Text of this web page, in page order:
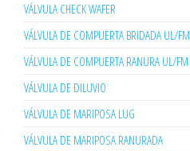
VÁLVULA CHECK WAFER
VÁLVULA DE COMPUERTA BRIDADA UL/FM
VÁLVULA DE COMPUERTA RANURA UL/FM
VÁLVULA DE DILUVIO
VÁLVULA DE MARIPOSA LUG
VÁLVULA DE MARIPOSA RANURADA